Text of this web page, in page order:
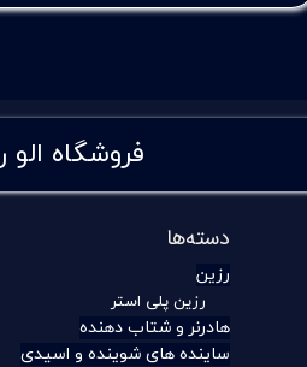
فروشگاه الو
دسته‌ها
رزین
رزین پلی استر
هادرنر و شتاب دهنده
ساینده های شوینده و اسیدی